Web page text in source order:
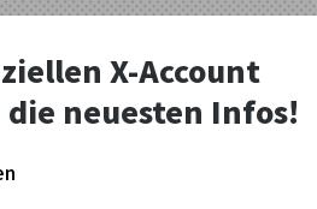
X-Account
neuesten Infos!